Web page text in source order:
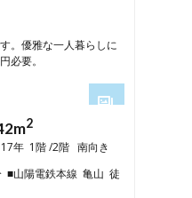
。優雅な一人暮らしに
必要。
2
3
4
2
17年 1階 /2階 南向き
■山陽電鉄本線 亀山 徒